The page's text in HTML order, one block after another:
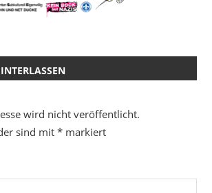
wird nicht veröffentlicht.
sind mit *markiert